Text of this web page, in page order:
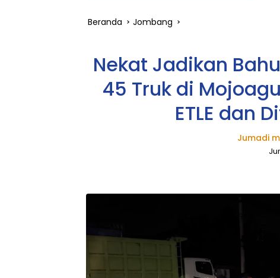
Beranda Jombang
Nekat Jadikan
45 Truk di
ETLE dan
Jumadi